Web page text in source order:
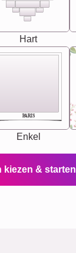
Hart
PARIS
Enkel
kiezen & starten